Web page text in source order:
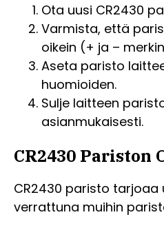
Ota uusi CR2430
Varmista, että
oikein (+ ja –
Aseta paristo
huomioiden.
Sulje laitteen
asianmukaisesti.
CR2430 Pariston
CR2430 paristo tarjoaa
verrattuna muihin